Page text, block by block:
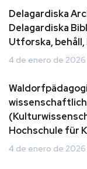
Delagardiska
Delagardiska
Utforska, behåll,
4 de enero de 2026
Hochschule für
4 de enero de 2026